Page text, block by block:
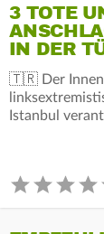
3 TOTE
IN DER
🇹🇷 Der
Istanbul